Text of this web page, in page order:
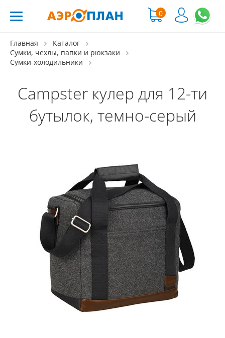
0
Главная
Каталог
Сумки, чехлы, папки и рюкзаки
Сумки-холодильники
Campster кулер для 12-ти
бутылок, темно-серый